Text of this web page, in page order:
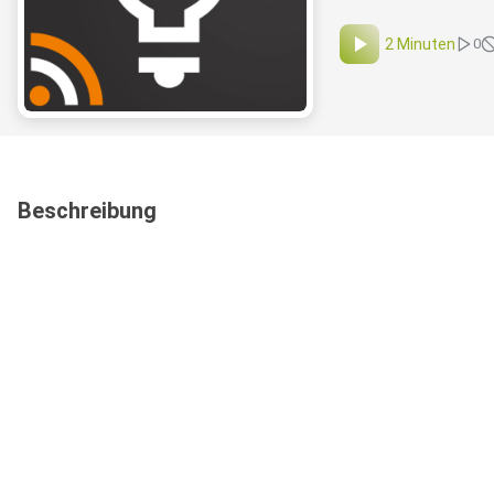
2 Minuten 0
Beschreibung